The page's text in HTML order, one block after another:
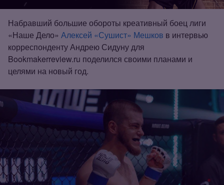
Набравший большие обороты креативный боец лиги
«Наше Дело» Алексей «Сушист» Мешков в интервью
корреспонденту Андрею Сидуну для
Bookmakerreview.ru поделился своими планами и
целями на новый год.